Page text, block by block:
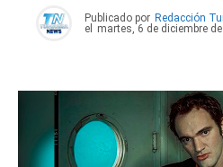
Publicado por Redacción
el
martes, 6 de diciembre